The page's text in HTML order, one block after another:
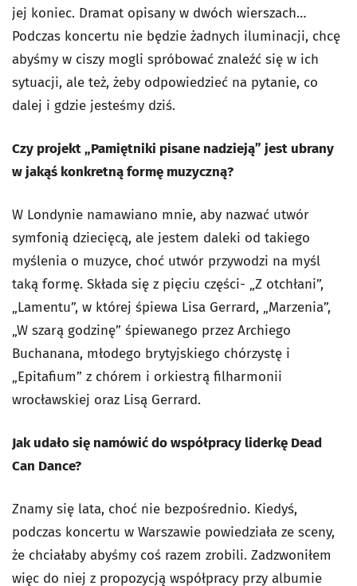
jej koniec. Dramat opisany w dwóch wierszach…
Podczas koncertu nie będzie żadnych iluminacji, chcę
abyśmy w ciszy mogli spróbować znaleźć się w ich
sytuacji, ale też, żeby odpowiedzieć na pytanie, co
dalej i gdzie jesteśmy dziś.
Czy projekt „Pamiętniki pisane nadzieją” jest ubrany
w jakąś konkretną formę muzyczną?
W Londynie namawiano mnie, aby nazwać utwór
symfonią dziecięcą, ale jestem daleki od takiego
myślenia o muzyce, choć utwór przywodzi na myśl
taką formę. Składa się z pięciu części- „Z otchłani”,
„Lamentu”, w której śpiewa Lisa Gerrard, „Marzenia”,
„W szarą godzinę” śpiewanego przez Archiego
Buchanana, młodego brytyjskiego chórzystę i
„Epitafium” z chórem i orkiestrą filharmonii
wrocławskiej oraz Lisą Gerrard.
Jak udało się namówić do współpracy liderkę Dead
Can Dance?
Znamy się lata, choć nie bezpośrednio. Kiedyś,
podczas koncertu w Warszawie powiedziała ze sceny,
że chciałaby abyśmy coś razem zrobili. Zadzwoniłem
więc do niej z propozycją współpracy przy albumie